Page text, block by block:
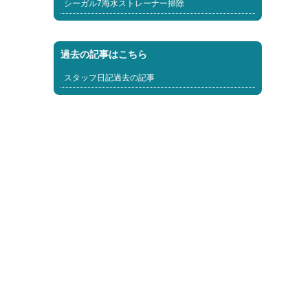
シーガル7海水ストレーナー掃除
過去の記事はこちら
スタッフ日記過去の記事